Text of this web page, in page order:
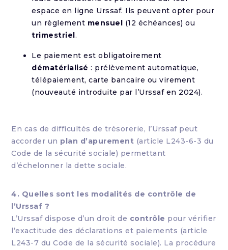
espace en ligne Urssaf. Ils peuvent opter pour
un règlement mensuel (12 échéances) ou
trimestriel.
Le paiement est obligatoirement
dématérialisé : prélèvement automatique,
télépaiement, carte bancaire ou virement
(nouveauté introduite par l’Urssaf en 2024).
En cas de difficultés de trésorerie, l’Urssaf peut
accorder un plan d’apurement (article L243-6-3 du
Code de la sécurité sociale) permettant
d’échelonner la dette sociale.
4. Quelles sont les modalités de contrôle de
l’Urssaf ?
L’Urssaf dispose d’un droit de contrôle pour vérifier
l’exactitude des déclarations et paiements (article
L243-7 du Code de la sécurité sociale). La procédure